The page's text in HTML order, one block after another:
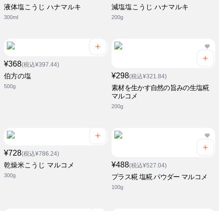
液体塩こうじ ハナマルキ
300ml
減塩塩こうじ ハナマルキ
200g
¥368(税込¥397.44)
伯方の塩
500g
¥298(税込¥321.84)
素材を生かす自然の旨みの生塩糀
マルコメ
200g
¥728(税込¥786.24)
乾燥米こうじ マルコメ
300g
¥488(税込¥527.04)
プラス糀 塩糀 パウダー マルコメ
100g